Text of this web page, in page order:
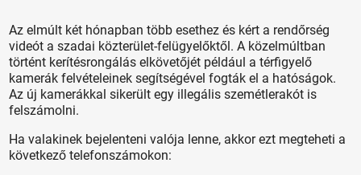
Az elmúlt két hónapban több esethez és kért a rendőrség
videót a szadai közterület-felügyelőktől. A közelmúltban
történt kerítésrongálás elkövetőjét például a térfigyelő
kamerák felvételeinek segítségével fogták el a hatóságok.
Az új kamerákkal sikerült egy illegális szemétlerakót is
felszámolni.
Ha valakinek bejelenteni valója lenne, akkor ezt megteheti a
következő telefonszámokon: